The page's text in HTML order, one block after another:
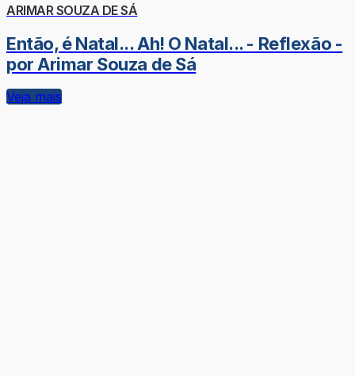
ARIMAR SOUZA DE SÁ
Então, é Natal... Ah! O Natal... - Reflexão -
por Arimar Souza de Sá
Veja mais